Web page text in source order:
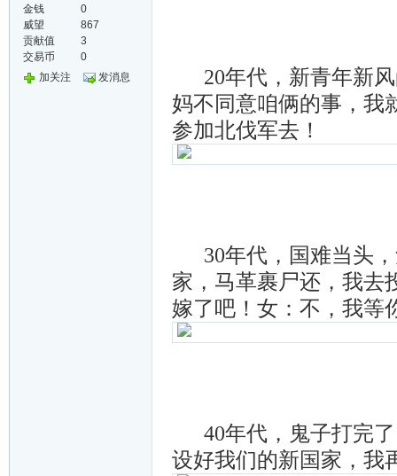
金钱
0
威望
867
贡献值
3
交易币
0
加关注
发消息
20年代，新青年新风
妈不同意咱俩的事，我
参加北伐军去！
30年代，国难当头，
家，马革裹尸还，我去
嫁了吧！女：不，我等
40年代，鬼子打完
设好我们的新国家，我